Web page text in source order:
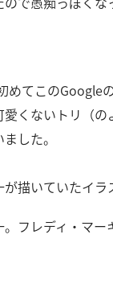
めてこのGoogle
くないトリ（の
した。
描いていたイラ
フレディ・マー